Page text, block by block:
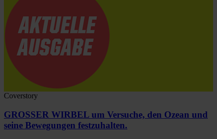
Coverstory
GROSSER WIRBEL um Versuche, den Ozean und
seine Bewegungen festzuhalten.